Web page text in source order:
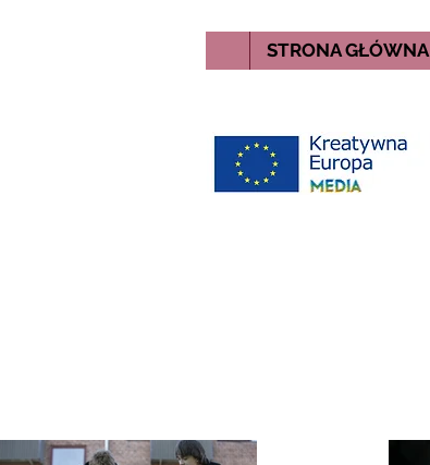
STRONA GŁÓWNA